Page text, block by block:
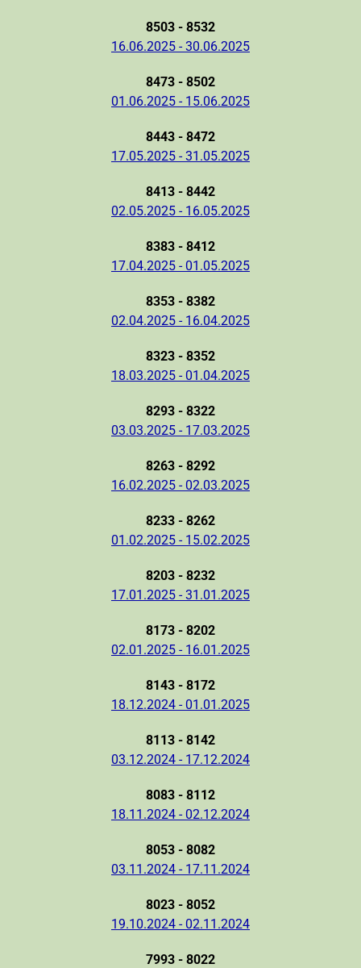
8503 - 8532
16.06.2025 - 30.06.2025
8473 - 8502
01.06.2025 - 15.06.2025
8443 - 8472
17.05.2025 - 31.05.2025
8413 - 8442
02.05.2025 - 16.05.2025
8383 - 8412
17.04.2025 - 01.05.2025
8353 - 8382
02.04.2025 - 16.04.2025
8323 - 8352
18.03.2025 - 01.04.2025
8293 - 8322
03.03.2025 - 17.03.2025
8263 - 8292
16.02.2025 - 02.03.2025
8233 - 8262
01.02.2025 - 15.02.2025
8203 - 8232
17.01.2025 - 31.01.2025
8173 - 8202
02.01.2025 - 16.01.2025
8143 - 8172
18.12.2024 - 01.01.2025
8113 - 8142
03.12.2024 - 17.12.2024
8083 - 8112
18.11.2024 - 02.12.2024
8053 - 8082
03.11.2024 - 17.11.2024
8023 - 8052
19.10.2024 - 02.11.2024
7993 - 8022